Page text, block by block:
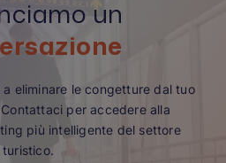
un
eliminare le congetture dal tuo
per accedere alla
più intelligente del settore
turistico.